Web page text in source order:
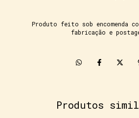
Produto feito sob encomenda
fabricação e
Produtos